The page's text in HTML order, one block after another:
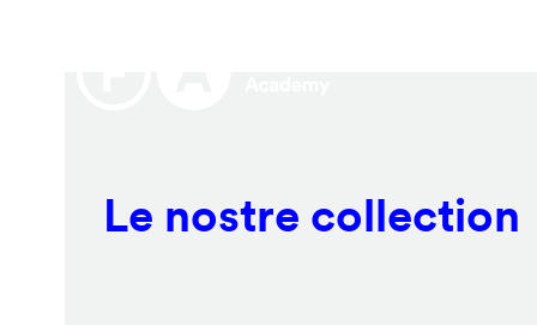
Le nostre collection